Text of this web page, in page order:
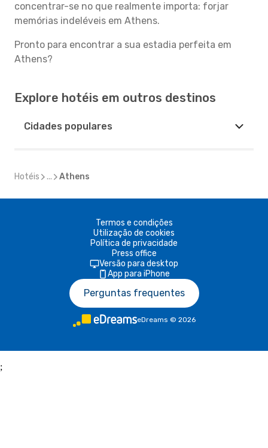
concentrar-se no que realmente importa: forjar
memórias indeléveis em Athens.
Pronto para encontrar a sua estadia perfeita em
Athens?
Explore hotéis em outros destinos
Cidades populares
Hotéis ... Athens
Termos e condições
Utilização de cookies
Política de privacidade
Press office
Versão para desktop
App para iPhone
Perguntas frequentes
eDreams © 2026
;